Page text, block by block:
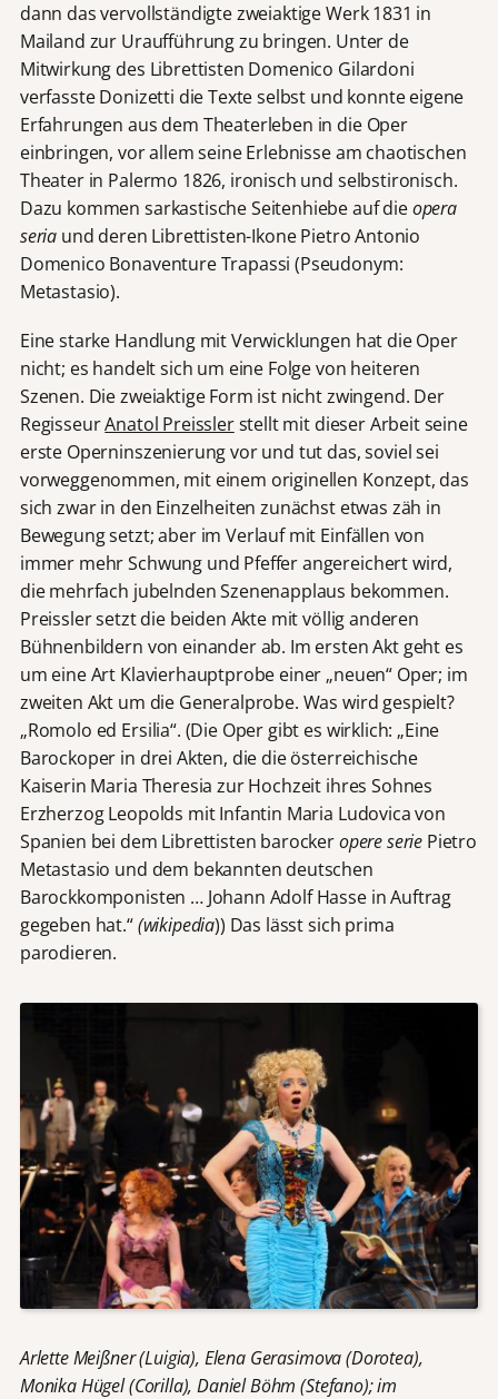
dann das vervollständigte zweiaktige Werk 1831 in
Mailand zur Uraufführung zu bringen. Unter de
Mitwirkung des Librettisten Domenico Gilardoni
verfasste Donizetti die Texte selbst und konnte eigene
Erfahrungen aus dem Theaterleben in die Oper
einbringen, vor allem seine Erlebnisse am chaotischen
Theater in Palermo 1826, ironisch und selbstironisch.
Dazu kommen sarkastische Seitenhiebe auf dieopera
seria und deren Librettisten-Ikone Pietro Antonio
Domenico Bonaventure Trapassi (Pseudonym:
Metastasio).
Eine starke Handlung mit Verwicklungen hat die Oper
nicht; es handelt sich um eine Folge von heiteren
Szenen. Die zweiaktige Form ist nicht zwingend. Der
RegisseurAnatol Preisslerstellt mit dieser Arbeit seine
erste Operninszenierung vor und tut das, soviel sei
vorweggenommen, mit einem originellen Konzept, das
sich zwar in den Einzelheiten zunächst etwas zäh in
Bewegung setzt; aber im Verlauf mit Einfällen von
immer mehr Schwung und Pfeffer angereichert wird,
die mehrfach jubelnden Szenenapplaus bekommen.
Preissler setzt die beiden Akte mit völlig anderen
Bühnenbildern von einander ab. Im ersten Akt geht es
um eine Art Klavierhauptprobe einer „neuen“ Oper; im
zweiten Akt um die Generalprobe. Was wird gespielt?
„Romolo ed Ersilia“. (Die Oper gibt es wirklich: „Eine
Barockoper in drei Akten, die die österreichische
Kaiserin Maria Theresia zur Hochzeit ihres Sohnes
Erzherzog Leopolds mit Infantin Maria Ludovica von
Spanien bei dem Librettisten barockeropere serie Pietro
Metastasio und dem bekannten deutschen
Barockkomponisten … Johann Adolf Hasse in Auftrag
gegeben hat.“(wikipedia)) Das lässt sich prima
parodieren.
Arlette Meißner (Luigia), Elena Gerasimova (Dorotea),
Monika Hügel (Corilla), Daniel Böhm (Stefano); im